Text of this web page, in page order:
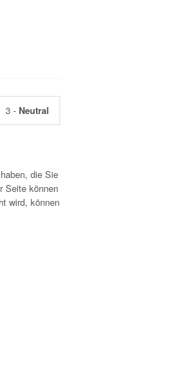
3- Neutral
die Sie
Seite können
wird, können